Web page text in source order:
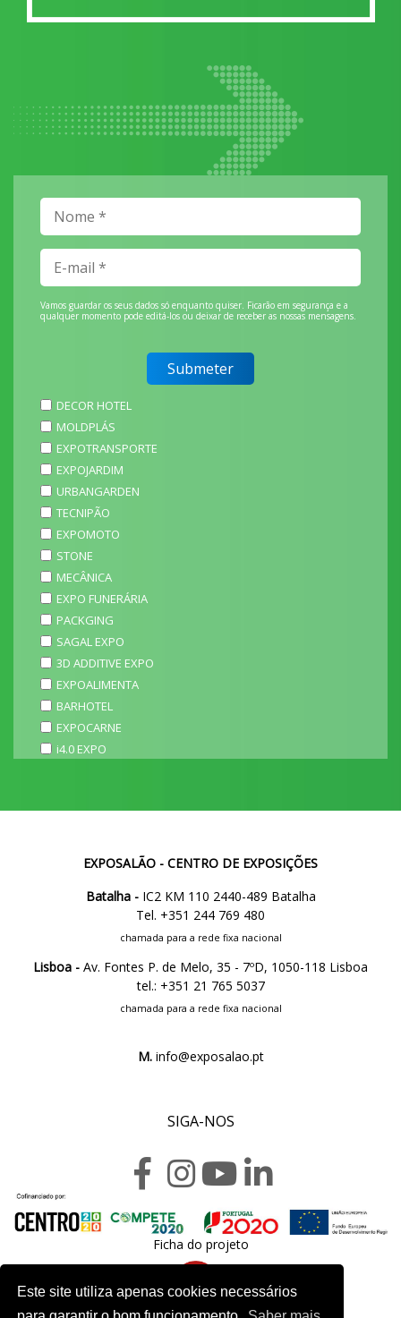
Este site utiliza apenas cookies necessários
Vamos guardar os seus dados só enquanto quiser. Ficarão em segurança e a
qualquer momento pode editá-los ou deixar de receber as nossas mensagens.
DECOR HOTEL
MOLDPLÁS
EXPOTRANSPORTE
EXPOJARDIM
URBANGARDEN
TECNIPÃO
EXPOMOTO
STONE
MECÂNICA
EXPO FUNERÁRIA
PACKGING
SAGAL EXPO
3D ADDITIVE EXPO
EXPOALIMENTA
BARHOTEL
EXPOCARNE
i4.0 EXPO
EXPOSALÃO - CENTRO DE EXPOSIÇÕES
Batalha -IC2 KM 110 2440-489 Batalha
Tel. +351 244 769 480
chamada para a rede fixa nacional
Lisboa - Av. Fontes P. de Melo, 35 - 7ºD, 1050-118 Lisboa
tel.: +351 21 765 5037
chamada para a rede fixa nacional
M.info@exposalao.pt
SIGA-NOS
Ficha do projeto